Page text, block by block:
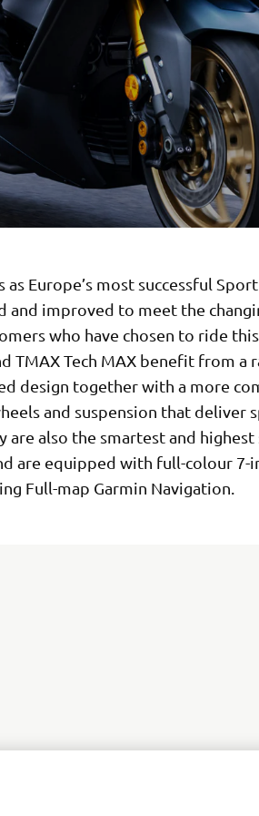
as Europe’s most successful
and improved to meet the
who have chosen to ride
TMAX Tech MAX benefit from a
design together with a more
and suspension that deliver
are also the smartest and
are equipped with full-colour 7-
Full-map Garmin Navigation.